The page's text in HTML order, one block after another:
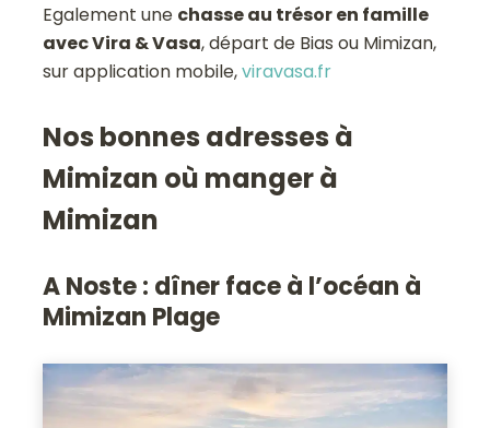
Egalement une chasse au trésor en famille
avec Vira & Vasa, départ de Bias ou Mimizan,
sur application mobile,viravasa.fr
Nos bonnes adresses à
Mimizan où manger à
Mimizan
A Noste : dîner face à l’océan à
Mimizan Plage